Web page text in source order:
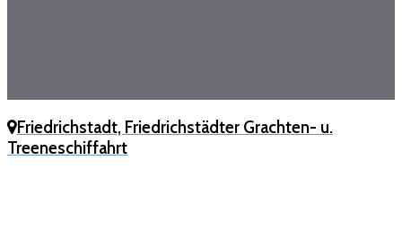
Friedrichstadt, Friedrichstädter Grachten- u.
Treeneschiffahrt